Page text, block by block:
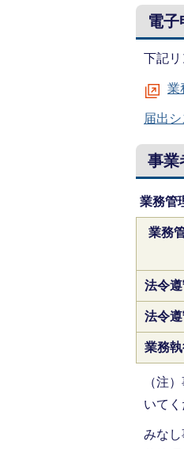
電子
下記リ
業
届出
事業
業務管
業務
法令
法令
業務
（注
いてく
みな